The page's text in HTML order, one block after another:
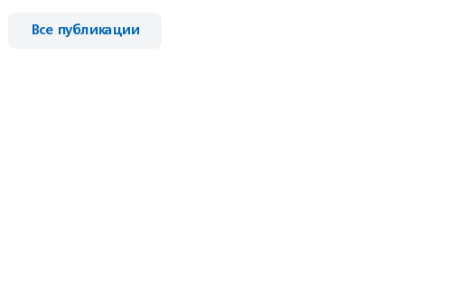
Все публикации